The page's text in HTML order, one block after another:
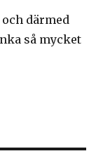
därmed
så mycket